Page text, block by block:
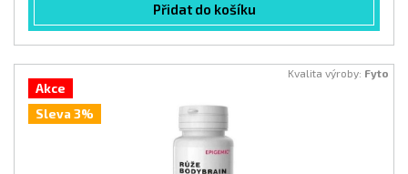
Přidat do košíku
Kvalita výroby: Fyto
Akce
Sleva 3%